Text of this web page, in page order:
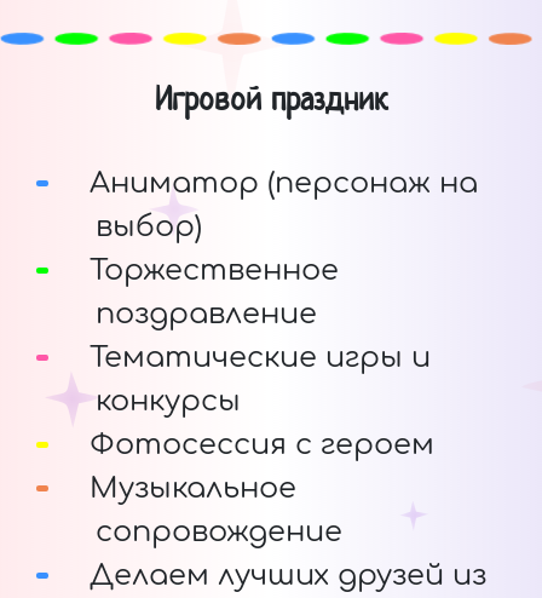
Игровой праздник
Аниматор (персонаж на
выбор)
Торжественное
поздравление
Тематические игры и
конкурсы
Фотосессия с героем
Музыкальное
сопровождение
Делаем лучших друзей из